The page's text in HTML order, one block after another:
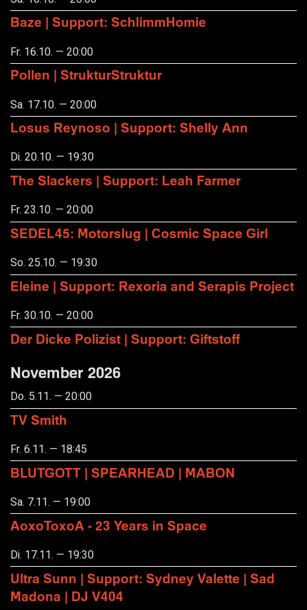
Baze | Support: SchlimmHomie
Fr. 16.10. — 20:00
Pollen | StrukturStruktur
Sa. 17.10. — 20:00
Losus Reynoso | Support: Shelly Ann
Di. 20.10. — 19:30
The Slackers | Support: Leah Farmer
Fr. 23.10. — 20:00
SEDEL45: Motorslug | Cosmic Space Girl
So. 25.10. — 19:30
Eleine | Support: Rexoria and Serapis Project
Fr. 30.10. — 20:00
Der Dicke Polizist | Support: Giftstoff
November 2026
Do. 5.11. — 20:00
TV Smith
Fr. 6.11. — 18:45
BLUTGOTT | SPEARHEAD | MABON
Sa. 7.11. — 19:00
AoxoToxoA - 23 Years in Space
Di. 17.11. — 19:30
Ultra Sunn | Support: Sydney Valette | Sad
Madona | DJ V404